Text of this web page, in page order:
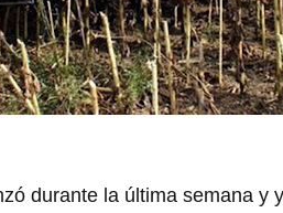
durante la última semana y